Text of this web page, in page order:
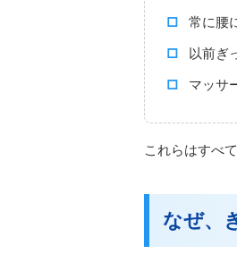
常に腰
以前ぎ
マッサ
これらはすべ
なぜ、